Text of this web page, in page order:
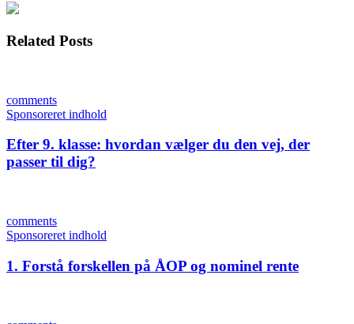
Related Posts
comments
Sponsoreret indhold
Efter 9. klasse: hvordan vælger du den vej, der
passer til dig?
comments
Sponsoreret indhold
1. Forstå forskellen på ÅOP og nominel rente